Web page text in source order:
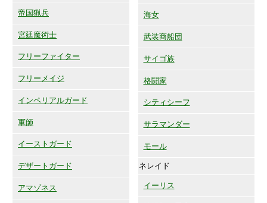
帝国猟兵
宮廷魔術士
フリーファイター
フリーメイジ
インペリアルガード
軍師
イーストガード
デザートガード
アマゾネス
海女
武装商船団
サイゴ族
格闘家
シティシーフ
サラマンダー
モール
ネレイド
イーリス